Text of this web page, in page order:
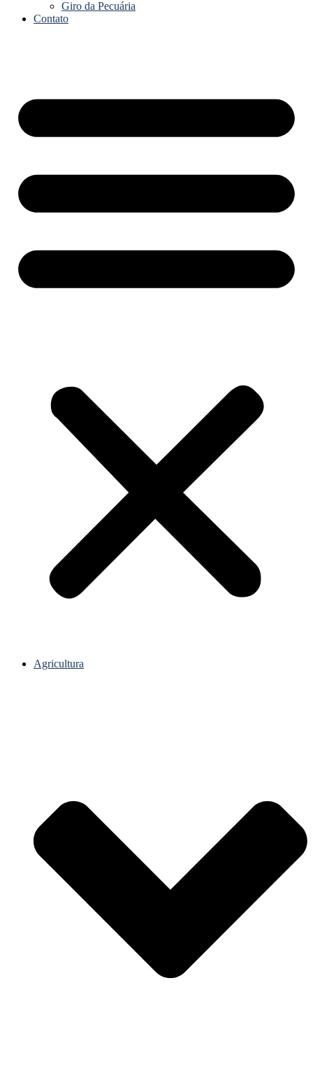
Giro da Pecuária
Contato
Agricultura